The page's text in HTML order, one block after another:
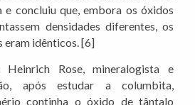
concluiu que, embora os óxidos
densidades diferentes, os
eram idênticos. [6]
Heinrich Rose, mineralogista e
após estudar a columbita,
continha o óxido de tântalo